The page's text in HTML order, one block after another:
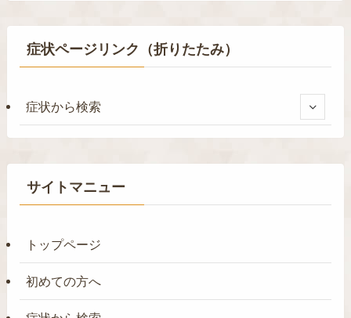
症状ページリンク（折りたたみ）
症状から検索
サイトマニュー
トップページ
初めての方へ